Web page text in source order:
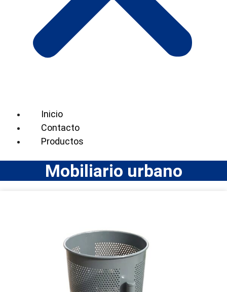
Inicio
Contacto
Productos
Mobiliario urbano